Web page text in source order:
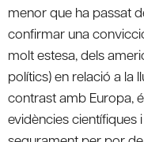
menor que ha passat
confirmar una
molt estesa, dels
polítics) en relació a la
contrast amb Europa,
evidències científiques